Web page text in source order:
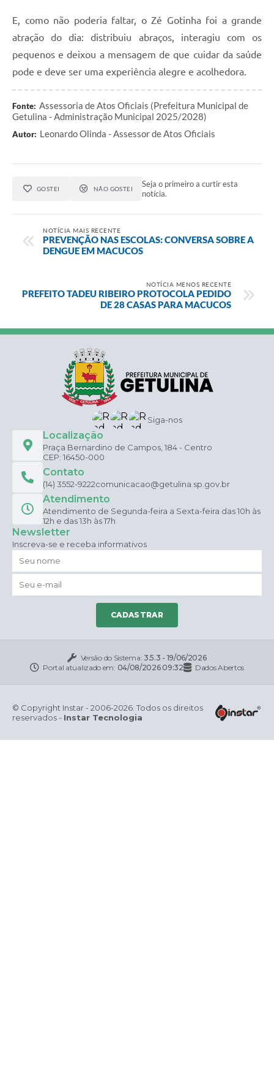
E, como não poderia faltar, o Zé Gotinha foi a grande
atração do dia: distribuiu abraços, interagiu com os
pequenos e deixou a mensagem de que cuidar da saúde
pode e deve ser uma experiência alegre e acolhedora.
Fonte: Assessoria de Atos Oficiais (Prefeitura Municipal de
Getulina - Administração Municipal 2025/2028)
Autor: Leonardo Olinda - Assessor de Atos Oficiais
GOSTEI NÃO GOSTEI
Seja o primeiro a curtir esta
notícia.
NOTÍCIA MAIS RECENTE
PREVENÇÃO NAS ESCOLAS: CONVERSA SOBRE A
DENGUE EM MACUCOS
NOTÍCIA MENOS RECENTE
PREFEITO TADEU RIBEIRO PROTOCOLA PEDIDO
DE 28 CASAS PARA MACUCOS
Siga-nos
Localização
Praça Bernardino de Campos, 184 - Centro
CEP: 16450-000
Contato
(14) 3552-9222comunicacao@getulina.sp.gov.br
Atendimento
Atendimento de Segunda-feira a Sexta-feira das 10h às
12h e das 13h às 17h
Newsletter
Inscreva-se e receba informativos
CADASTRAR
Versão do Sistema: 3.5.3 - 19/06/2026
Portal atualizado em: 04/08/2026 09:32 Dados Abertos
© Copyright Instar - 2006-2026. Todos os direitos
reservados - Instar Tecnologia